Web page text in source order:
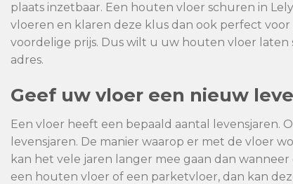
plaats inzetbaar. Een houten vloer schuren in
vloeren en klaren deze klus dan ook perfect
voordelige prijs. Dus wilt u uw houten vloer
adres.
Geef uw vloer een nieuw
Een vloer heeft een bepaald aantal levensjaren.
levensjaren. De manier waarop er met de vloer
kan het vele jaren langer mee gaan dan
een houten vloer of een parketvloer, dan kan